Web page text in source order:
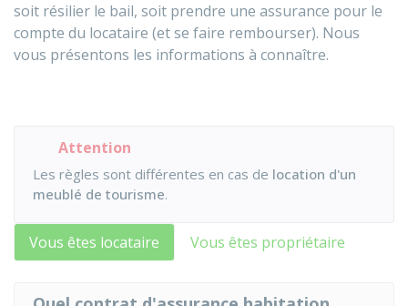
soit résilier le bail, soit prendre une assurance pour le
compte du locataire (et se faire rembourser). Nous
vous présentons les informations à connaître.
Attention
Les règles sont différentes en cas de location d'un
meublé de tourisme.
Vous êtes locataire Vous êtes propriétaire